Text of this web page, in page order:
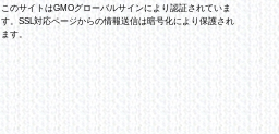
このサイトはGMOグローバルサインにより認証されていま
す。SSL対応ページからの情報送信は暗号化により保護され
ます。